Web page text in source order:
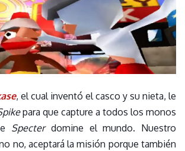
, el cual inventó el casco y su nieta, le
para que capture a todos los monos
Specterdomine el mundo. Nuestro
no, aceptará la misión porque también